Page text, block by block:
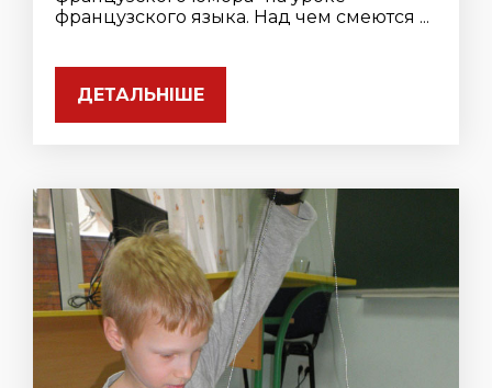
французского языка. Над чем смеются ...
ДЕТАЛЬНІШЕ